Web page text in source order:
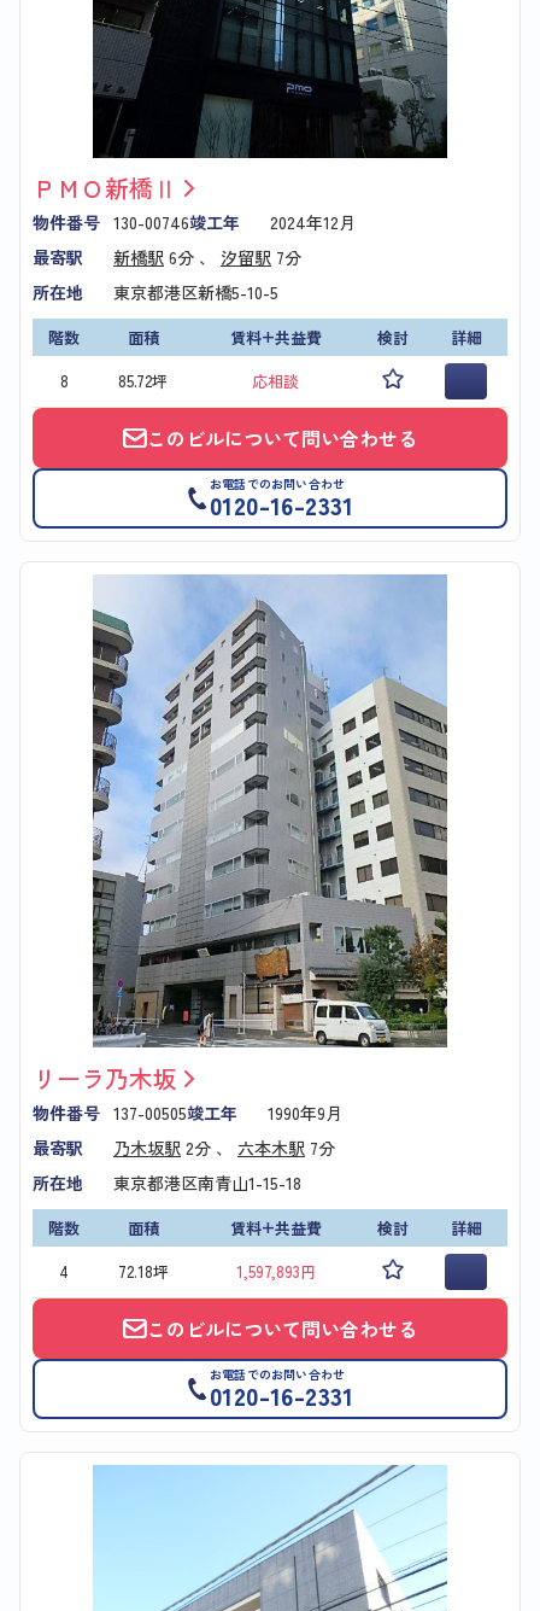
ＰＭＯ新橋Ⅱ
物件番号 130-00746竣工年
2024年12月
最寄駅
新橋駅 6分 、 汐留駅 7分
所在地
東京都港区新橋5-10-5
階数 面積 賃料+共益費 検討
詳細
8
85.72坪 応相談
このビルについて問い合わせる
お電話でのお問い合わせ
0120-16-2331
リーラ乃木坂
物件番号 137-00505竣工年
1990年9月
最寄駅
乃木坂駅 2分 、 六本木駅 7分
所在地
東京都港区南青山1-15-18
階数 面積 賃料+共益費 検討
詳細
4
72.18坪 1,597,893円
このビルについて問い合わせる
お電話でのお問い合わせ
0120-16-2331